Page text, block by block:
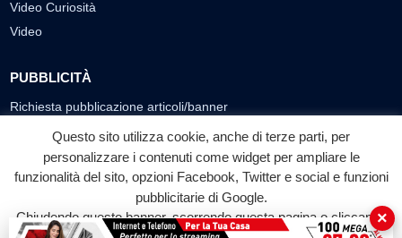
Video Curiosità
Video
PUBBLICITÀ
Richiesta pubblicazione articoli/banner
SEGUICI SUI SOCIAL
f
Facebook
◎ ▶
YouTube
Questo sito utilizza cookie, anche di terze parti, per
personalizzare i contenuti come widget per ampliare le
funzionalità del sito, opzioni Facebook, Twitter e social e funzioni
pubblicitarie di Google.
Chiudendo questo banner, scorrendo questa pagina o cliccando
×